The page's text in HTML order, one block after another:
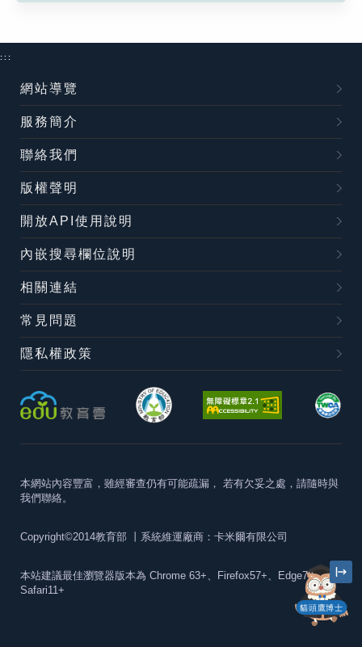
貓頭鷹博士
:::
網站導覽
服務簡介
聯絡我們
版權聲明
開放API使用說明
內嵌搜尋欄位說明
相關連結
常見問題
隱私權政策
本網站內容豐富，雖經審查仍有可能疏漏， 若有欠妥之處，請隨時與
我們聯絡。
Copyright©2014教育部 丨系統維運廠商：卡米爾有限公司
本站建議最佳瀏覽器版本為 Chrome 63+、Firefox57+、Edge79+及
Safari11+